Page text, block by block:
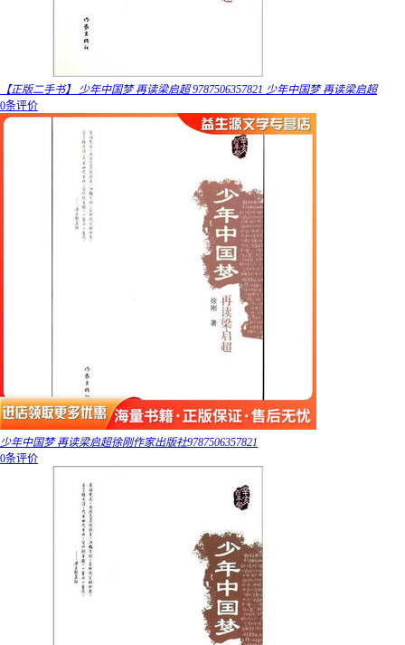
【正版二手书】 少年中国梦 再读梁启超 9787506357821 少年中国梦 再读梁启超
0条评价
少年中国梦 再读梁启超徐刚作家出版社9787506357821
0条评价